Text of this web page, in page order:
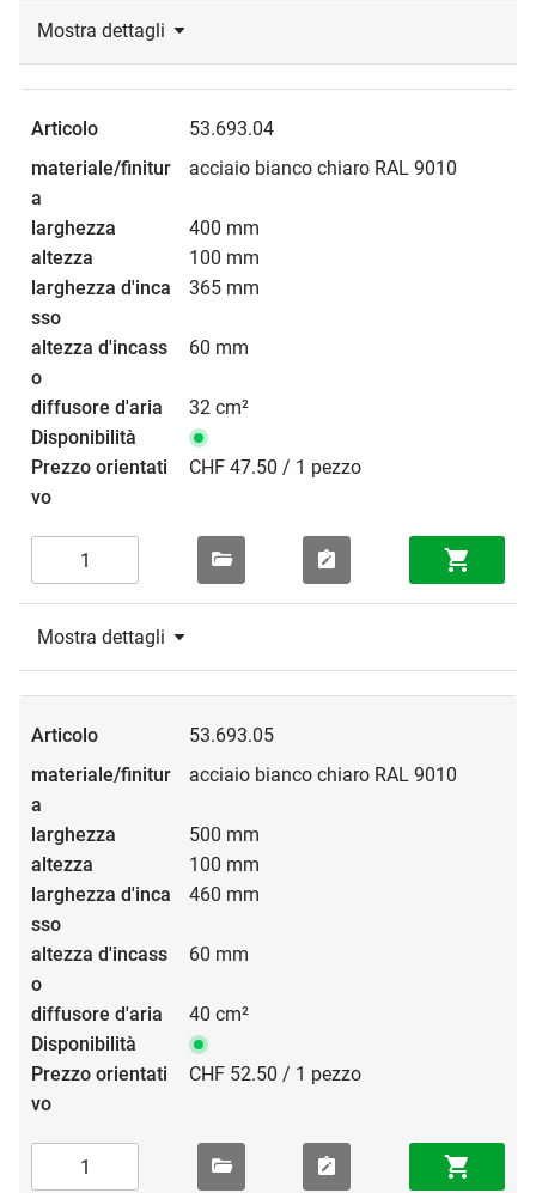
Mostra dettagli
53.693.04
acciaio bianco chiaro RAL 9010
400 mm
100 mm
365 mm
60 mm
32 cm²
CHF 47.50 / 1 pezzo
Mostra dettagli
53.693.05
acciaio bianco chiaro RAL 9010
500 mm
100 mm
460 mm
60 mm
40 cm²
CHF 52.50 / 1 pezzo